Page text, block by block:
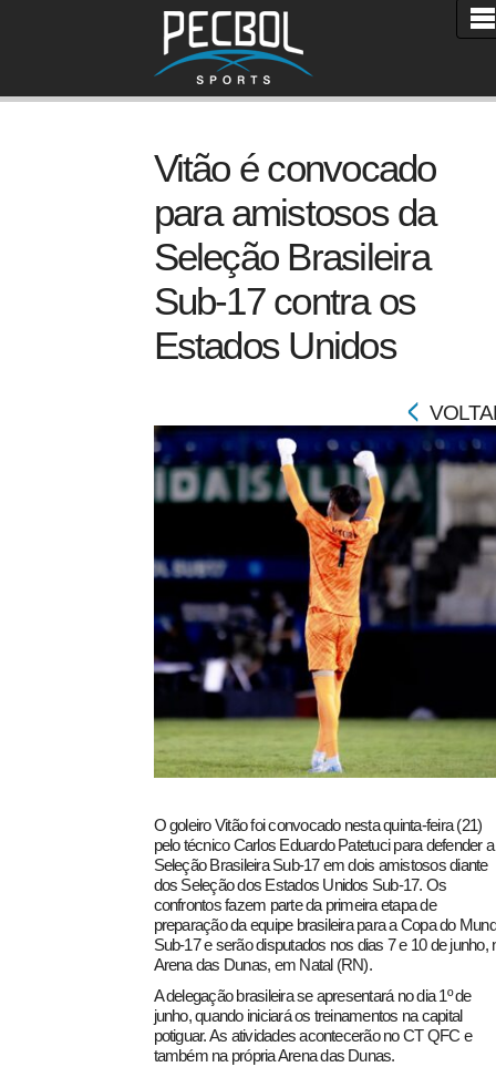
pecbol.com
Vitão é convocado
para amistosos da
Seleção Brasileira
Sub-17 contra os
Estados Unidos
O goleiroVitãofoi convocado nesta quinta-feira (21)
pelo técnicoCarlos Eduardo Patetucipara defender a
Seleção Brasileira Sub-17em dois amistosos diante
dos Seleção dos Estados Unidos Sub-17. Os
confrontos fazem parte da primeira etapa de
preparação da equipe brasileira para aCopa do
Sub-17e serão disputados nos dias 7 e 10 de junho,
Arena das Dunas, em Natal (RN).
A delegação brasileira se apresentará no dia 1º de
junho, quando iniciará os treinamentos na capital
potiguar. As atividades acontecerão no CT QFC e
também na própria Arena das Dunas.